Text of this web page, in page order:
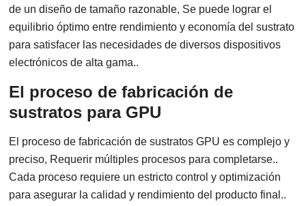
de un diseño de tamaño razonable, Se puede lograr el
equilibrio óptimo entre rendimiento y economía del sustrato
para satisfacer las necesidades de diversos dispositivos
electrónicos de alta gama..
El proceso de fabricación de
sustratos para GPU
El proceso de fabricación de sustratos GPU es complejo y
preciso, Requerir múltiples procesos para completarse..
Cada proceso requiere un estricto control y optimización
para asegurar la calidad y rendimiento del producto final..